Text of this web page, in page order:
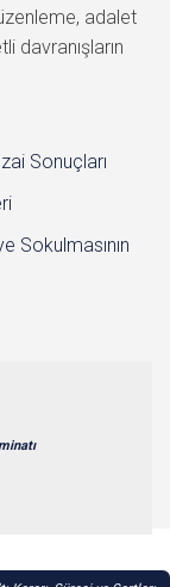
adalet
davranışların
Sonuçları
Sokulmasının